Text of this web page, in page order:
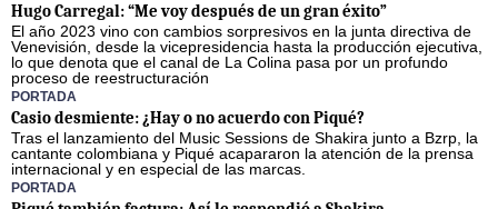
Hugo Carregal: “Me voy después de un gran éxito”
El año 2023 vino con cambios sorpresivos en la junta directiva de
Venevisión, desde la vicepresidencia hasta la producción ejecutiva,
lo que denota que el canal de La Colina pasa por un profundo
proceso de reestructuración
PORTADA
Casio desmiente: ¿Hay o no acuerdo con Piqué?
Tras el lanzamiento del Music Sessions de Shakira junto a Bzrp, la
cantante colombiana y Piqué acapararon la atención de la prensa
internacional y en especial de las marcas.
PORTADA